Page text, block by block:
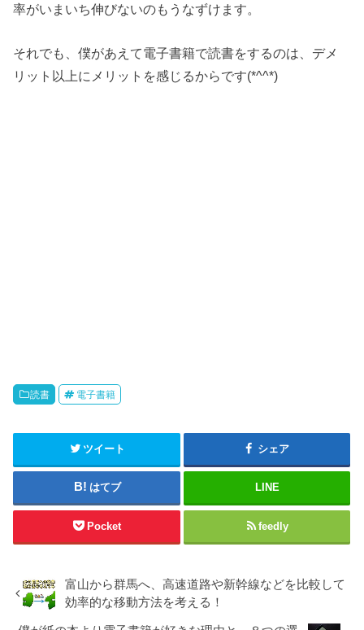
率がいまいち伸びないのもうなずけます。
それでも、僕があえて電子書籍で読書をするのは、デメ
リット以上にメリットを感じるからです(*^^*)
読書 電子書籍
ツイート シェア
はてブ LINE
Pocket feedly
富山から群馬へ、高速道路や新幹線などを比較して
効率的な移動方法を考える！